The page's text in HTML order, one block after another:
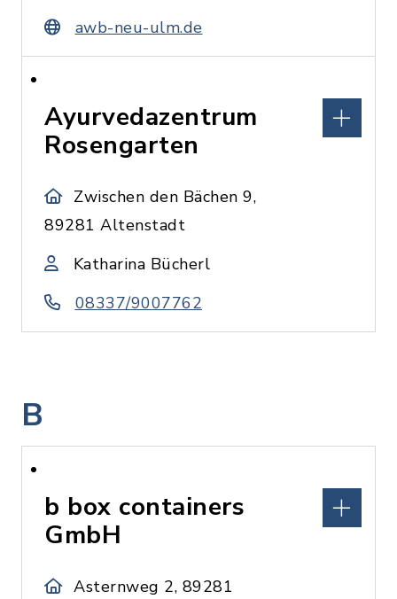
awb-neu-ulm.de
Ayurvedazentrum
Rosengarten
Zwischen den Bächen 9,
89281 Altenstadt
Katharina Bücherl
08337/9007762
B
b box containers
GmbH
Asternweg 2, 89281